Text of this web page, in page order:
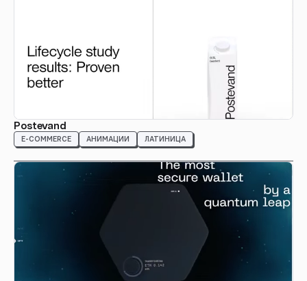
Postevand
E-COMMERCE АНИМАЦИИ ЛАТИНИЦА